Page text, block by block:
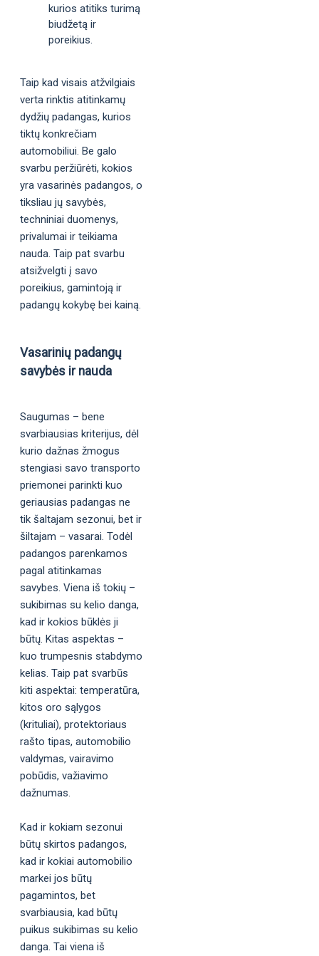
kurios atitiks turimą
biudžetą ir
poreikius.
Taip kad visais atžvilgiais
verta rinktis atitinkamų
dydžių padangas, kurios
tiktų konkrečiam
automobiliui. Be galo
svarbu peržiūrėti, kokios
yra vasarinės padangos, o
tiksliau jų savybės,
techniniai duomenys,
privalumai ir teikiama
nauda. Taip pat svarbu
atsižvelgti į savo
poreikius, gamintoją ir
padangų kokybę bei kainą.
Vasarinių padangų
savybės ir nauda
Saugumas – bene
svarbiausias kriterijus, dėl
kurio dažnas žmogus
stengiasi savo transporto
priemonei parinkti kuo
geriausias padangas ne
tik šaltajam sezonui, bet ir
šiltajam – vasarai. Todėl
padangos parenkamos
pagal atitinkamas
savybes. Viena iš tokių –
sukibimas su kelio danga,
kad ir kokios būklės ji
būtų. Kitas aspektas –
kuo trumpesnis stabdymo
kelias. Taip pat svarbūs
kiti aspektai: temperatūra,
kitos oro sąlygos
(krituliai), protektoriaus
rašto tipas, automobilio
valdymas, vairavimo
pobūdis, važiavimo
dažnumas.
Kad ir kokiam sezonui
būtų skirtos padangos,
kad ir kokiai automobilio
markei jos būtų
pagamintos, bet
svarbiausia, kad būtų
puikus sukibimas su kelio
danga. Tai viena iš